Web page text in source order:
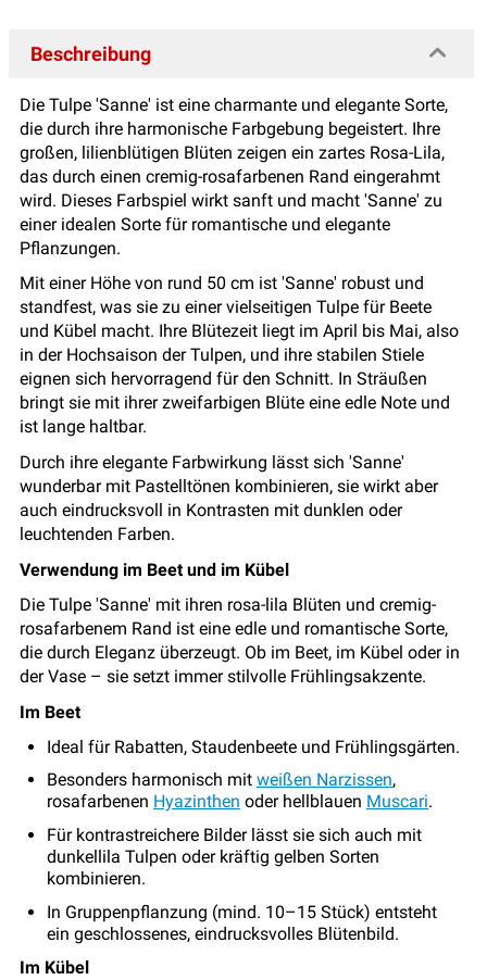
Beschreibung
Die Tulpe 'Sanne' ist eine charmante und elegante Sorte,
die durch ihre harmonische Farbgebung begeistert. Ihre
großen, lilienblütigen Blüten zeigen ein zartes Rosa-Lila,
das durch einen cremig-rosafarbenen Rand eingerahmt
wird. Dieses Farbspiel wirkt sanft und macht 'Sanne' zu
einer idealen Sorte für romantische und elegante
Pflanzungen.
Mit einer Höhe von rund 50 cm ist 'Sanne' robust und
standfest, was sie zu einer vielseitigen Tulpe für Beete
und Kübel macht. Ihre Blütezeit liegt im April bis Mai, also
in der Hochsaison der Tulpen, und ihre stabilen Stiele
eignen sich hervorragend für den Schnitt. In Sträußen
bringt sie mit ihrer zweifarbigen Blüte eine edle Note und
ist lange haltbar.
Durch ihre elegante Farbwirkung lässt sich 'Sanne'
wunderbar mit Pastelltönen kombinieren, sie wirkt aber
auch eindrucksvoll in Kontrasten mit dunklen oder
leuchtenden Farben.
Verwendung im Beet und im Kübel
Die Tulpe 'Sanne' mit ihren rosa-lila Blüten und cremig-
rosafarbenem Rand ist eine edle und romantische Sorte,
die durch Eleganz überzeugt. Ob im Beet, im Kübel oder in
der Vase – sie setzt immer stilvolle Frühlingsakzente.
Im Beet
Ideal für Rabatten, Staudenbeete und Frühlingsgärten.
Besonders harmonisch mit weißen Narzissen,
rosafarbenen Hyazinthen oder hellblauen Muscari.
Für kontrastreichere Bilder lässt sie sich auch mit
dunkellila Tulpen oder kräftig gelben Sorten
kombinieren.
In Gruppenpflanzung (mind. 10–15 Stück) entsteht
ein geschlossenes, eindrucksvolles Blütenbild.
Im Kübel